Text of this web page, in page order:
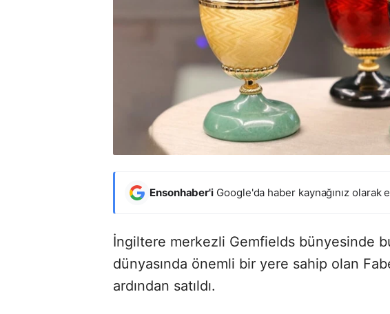
Ensonhaber'i Google'da haber kaynağınız olarak
İngiltere merkezli Gemfields bünyesinde
dünyasında önemli bir yere sahip olan
ardından satıldı.